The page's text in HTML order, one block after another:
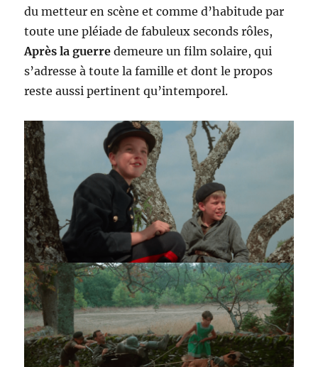
du metteur en scène et comme d’habitude par
toute une pléiade de fabuleux seconds rôles,
Après la guerredemeure un film solaire, qui
s’adresse à toute la famille et dont le propos
reste aussi pertinent qu’intemporel.